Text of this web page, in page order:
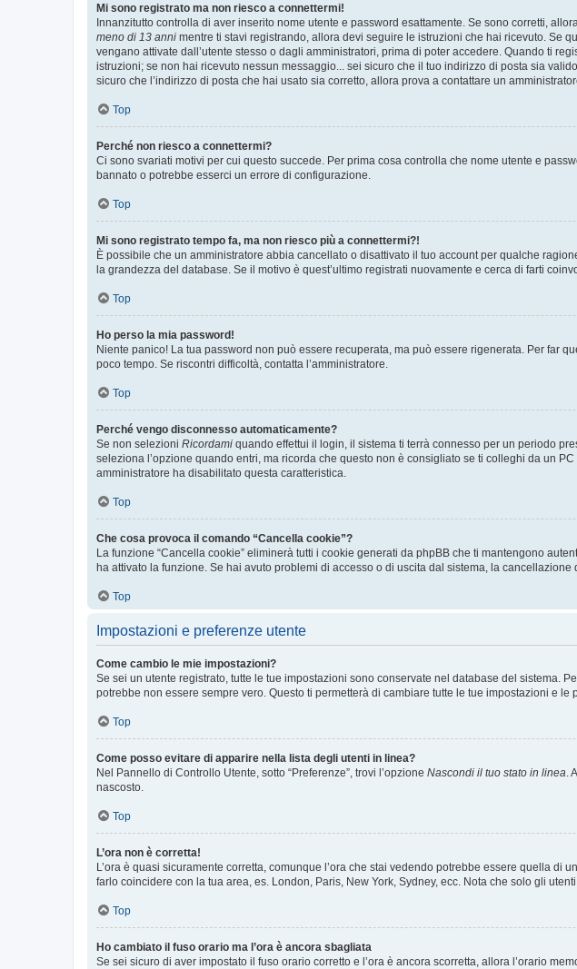
Mi sono registrato ma non riesco a connettermi!
Innanzitutto controlla di aver inserito nome utente e password esattamente. Se sono corretti,
meno di 13 anni mentre ti stavi registrando, allora devi seguire le istruzioni che hai ricevuto. Se
vengano attivate dall’utente stesso o dagli amministratori, prima di poter accedere. Quando ti
istruzioni; se non hai ricevuto nessun messaggio... sei sicuro che il tuo indirizzo di posta sia
sicuro che l’indirizzo di posta che hai usato sia corretto, allora prova a contattare un
Top
Perché non riesco a connettermi?
Ci sono svariati motivi per cui questo succede. Per prima cosa controlla che nome utente e
bannato o potrebbe esserci un errore di configurazione.
Top
Mi sono registrato tempo fa, ma non riesco più a connettermi?!
È possibile che un amministratore abbia cancellato o disattivato il tuo account per qualche
la grandezza del database. Se il motivo è quest’ultimo registrati nuovamente e cerca di farti
Top
Ho perso la mia password!
Niente panico! La tua password non può essere recuperata, ma può essere rigenerata. Per far
poco tempo. Se riscontri difficoltà, contatta l’amministratore.
Top
Perché vengo disconnesso automaticamente?
Se non selezioni Ricordami quando effettui il login, il sistema ti terrà connesso per un periodo
seleziona l’opzione quando entri, ma ricorda che questo non è consigliato se ti colleghi da un
amministratore ha disabilitato questa caratteristica.
Top
Che cosa provoca il comando “Cancella cookie”?
La funzione “Cancella cookie” eliminerà tutti i cookie generati da phpBB che ti mantengono
ha attivato la funzione. Se hai avuto problemi di accesso o di uscita dal sistema, la cancellazione
Top
Impostazioni e preferenze utente
Come cambio le mie impostazioni?
Se sei un utente registrato, tutte le tue impostazioni sono conservate nel database del sistema.
potrebbe non essere sempre vero. Questo ti permetterà di cambiare tutte le tue impostazioni e le
Top
Come posso evitare di apparire nella lista degli utenti in linea?
Nel Pannello di Controllo Utente, sotto “Preferenze”, trovi l’opzione Nascondi il tuo stato in linea .
nascosto.
Top
L’ora non è corretta!
L’ora è quasi sicuramente corretta, comunque l’ora che stai vedendo potrebbe essere quella
farlo coincidere con la tua area, es. London, Paris, New York, Sydney, ecc. Nota che solo gli
Top
Ho cambiato il fuso orario ma l’ora è ancora sbagliata
Se sei sicuro di aver impostato il fuso orario corretto e l’ora è ancora scorretta, allora l’orario